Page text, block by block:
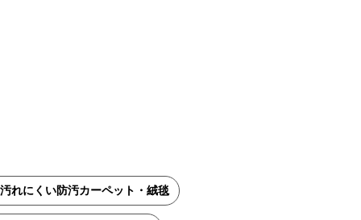
れにくい防汚カーペット・絨毯